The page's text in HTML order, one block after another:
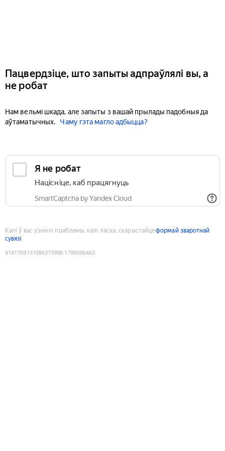
Пацвердзіце, што запыты адпраўлялі вы, а
не робат
Нам вельмі шкада, але запыты з вашай прылады падобныя да
аўтаматычных.
Чаму гэта магло адбыцца?
Я не робат
Націсніце, каб працягнуць
SmartCaptcha by Yandex Cloud
Калі ў вас узніклі праблемы, калі ласка, скарыстайцеформай зваротнай
сувязі
9181769131086373996:1786086463